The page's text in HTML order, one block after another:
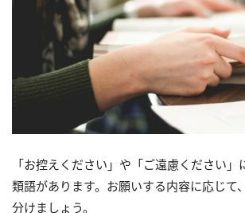
「お控えください」や「ご遠慮ください」
類語があります。お願いする内容に応じて
分けましょう。